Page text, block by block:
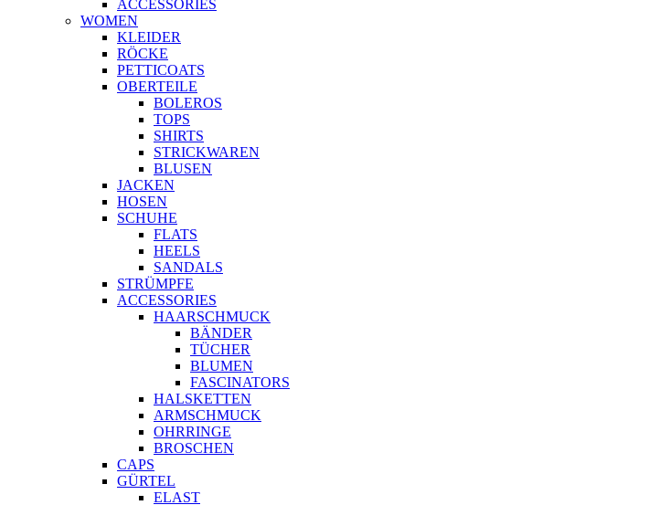
ACCESSORIES
WOMEN
KLEIDER
RÖCKE
PETTICOATS
OBERTEILE
BOLEROS
TOPS
SHIRTS
STRICKWAREN
BLUSEN
JACKEN
HOSEN
SCHUHE
FLATS
HEELS
SANDALS
STRÜMPFE
ACCESSORIES
HAARSCHMUCK
BÄNDER
TÜCHER
BLUMEN
FASCINATORS
HALSKETTEN
ARMSCHMUCK
OHRRINGE
BROSCHEN
CAPS
GÜRTEL
ELAST